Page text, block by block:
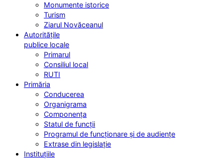
Monumente istorice
Turism
Ziarul Novăceanul
Autoritățile
publice locale
Primarul
Consiliul local
RUTI
Primăria
Conducerea
Organigrama
Componența
Statul de funcții
Programul de funcționare și de audiențe
Extrase din legislație
Instituțiile